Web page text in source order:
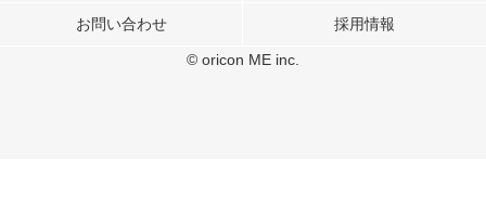
メディアや広告配信、データ解析の各パートナーに提供しています。
お問い合わせ 採用情報
© oricon ME inc.